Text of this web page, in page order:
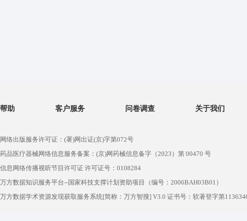
帮助 客户服务 问卷调查 关于我们
网络出版服务许可证：(署)网出证(京)字第072号
药品医疗器械网络信息服务备案：(京)网药械信息备字（2023）第 00470 号
信息网络传播视听节目许可证 许可证号：0108284
万方数据知识服务平台--国家科技支撑计划资助项目（编号：2006BAH03B01）
万方数据学术资源发现获取服务系统[简称：万方智搜] V3.0 证书号：软著登字第